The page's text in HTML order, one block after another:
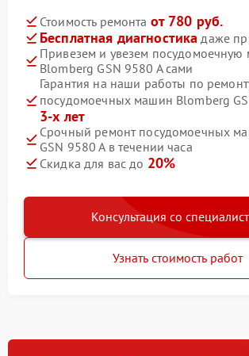
Стоимость ремонта от 780 руб.
Бесплатная диагностика даже
Привезем и увезем посудомоечную
Blomberg GSN 9580 A сами
Гарантия на наши работы по
посудомоечных машин Blomberg
3-х лет
Срочный ремонт посудомоечных
GSN 9580 A в течении часа
Скидка для вас до 20%
Консультация со
Узнать стоимость работ